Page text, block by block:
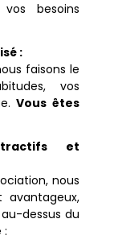
besoins
:
faisons le
vos
Vous êtes
et
, nous
dessus du
: